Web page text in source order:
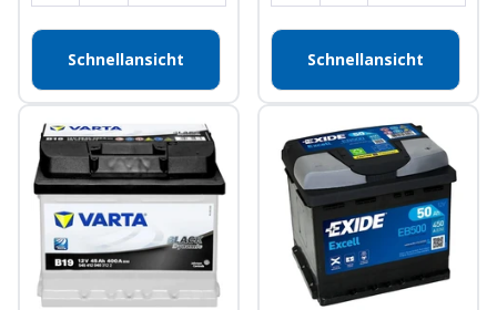
Schnellansicht Schnellansicht